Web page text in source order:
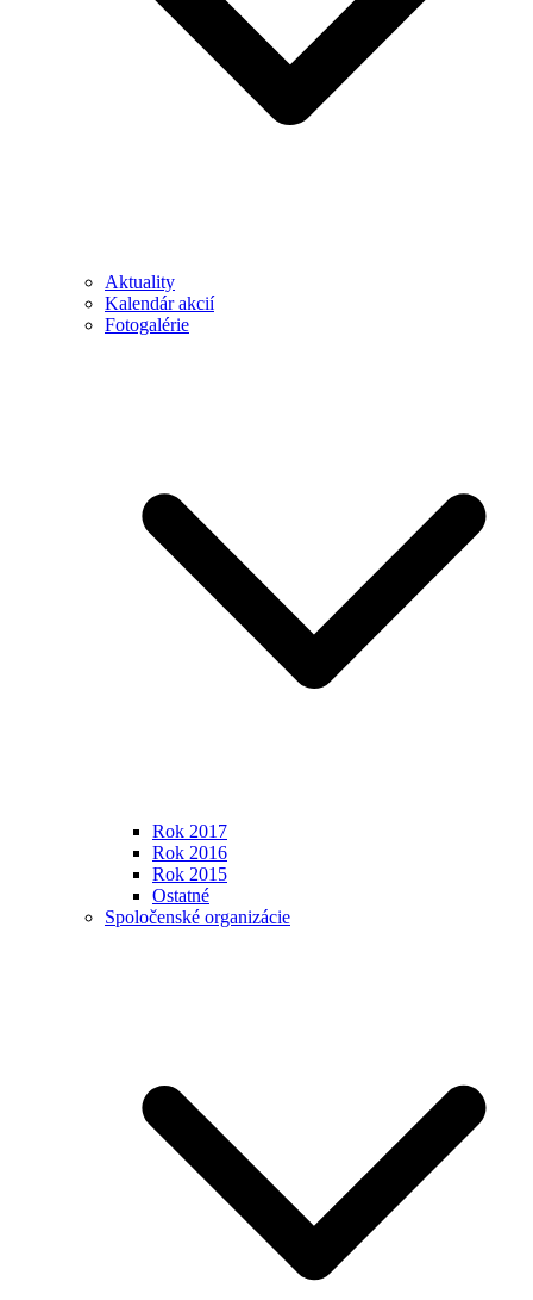
Aktuality
Kalendár akcií
Fotogalérie
Rok 2017
Rok 2016
Rok 2015
Ostatné
Spoločenské organizácie